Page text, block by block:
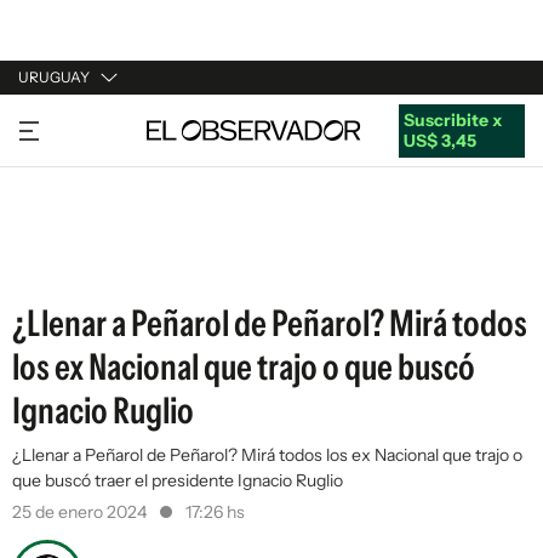
URUGUAY
URUGUAY
ARGENTINA
Suscribite x
US$ 3,45
¿Llenar a Peñarol de Peñarol? Mirá todos
los ex Nacional que trajo o que buscó
Ignacio Ruglio
¿Llenar a Peñarol de Peñarol? Mirá todos los ex Nacional que trajo o
que buscó traer el presidente Ignacio Ruglio
25 de enero 2024
17:26 hs